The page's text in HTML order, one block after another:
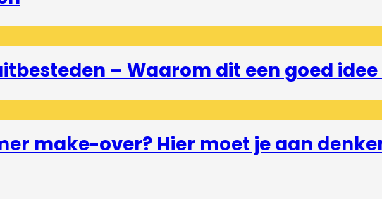
– Waarom dit een goed idee
make-over? Hier moet je aan